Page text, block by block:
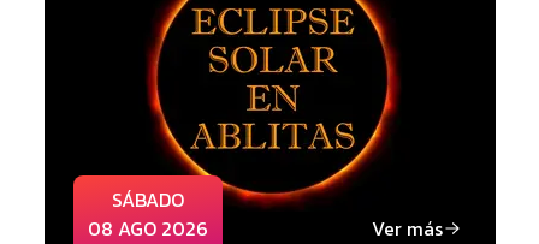
SÁBADO
08 AGO 2026
Ver más